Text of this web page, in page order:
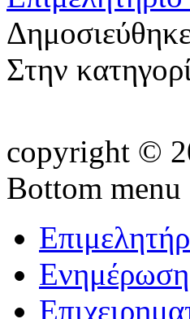
Στην
copyright ©
Bottom menu
Ενημέρωση